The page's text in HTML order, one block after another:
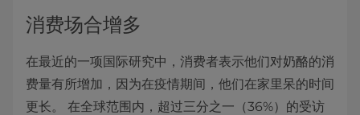
消费场合增多
在最近的一项国际研究中，消费者表示他们对奶酪的消
费量有所增加，因为在疫情期间，他们在家里呆的时间
更长。 在全球范围内，超过三分之一（36%）的受访